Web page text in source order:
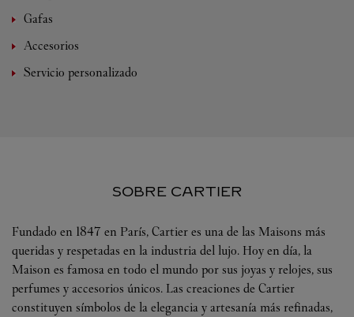
Gafas
Accesorios
Servicio personalizado
SOBRE CARTIER
Fundado en 1847 en París, Cartier es una de las Maisons más
queridas y respetadas en la industria del lujo. Hoy en día, la
Maison es famosa en todo el mundo por sus joyas y relojes, sus
perfumes y accesorios únicos. Las creaciones de Cartier
constituyen símbolos de la elegancia y artesanía más refinadas,